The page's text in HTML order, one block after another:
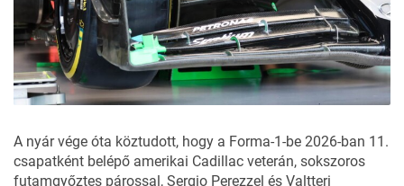
A nyár vége óta köztudott, hogy a Forma-1-be 2026-ban 11.
csapatként belépő amerikai Cadillac veterán, sokszoros
futamgyőztes párossal, Sergio Perezzel és Valtteri